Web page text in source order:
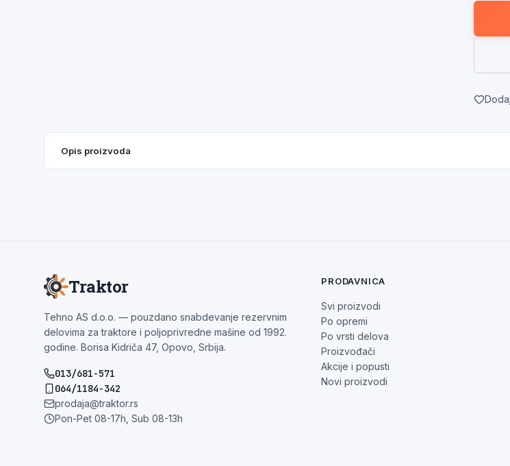
Opis proizvoda
Traktor
Tehno AS d.o.o. — pouzdano snabdevanje rezervnim
delovima za traktore i poljoprivredne mašine od 1992.
godine. Borisa Kidriča 47, Opovo, Srbija.
013/681-571
064/1184-342
prodaja@traktor.rs
Pon-Pet 08-17h, Sub 08-13h
PRODAVNICA
Svi proizvodi
Po opremi
Po vrsti delova
Proizvođači
Akcije i popusti
Novi proizvodi